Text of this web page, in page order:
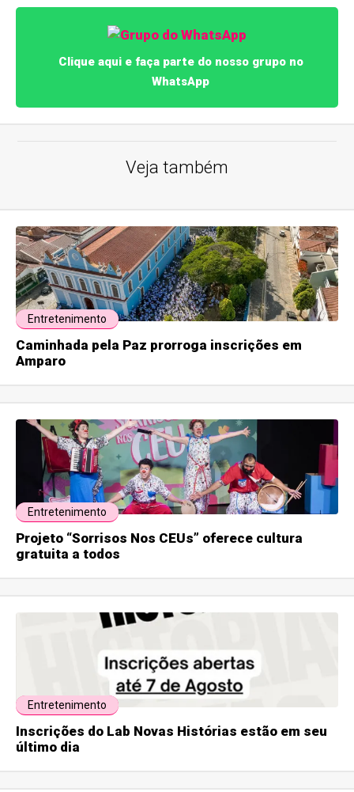
Clique aqui e faça parte do nosso grupo no
WhatsApp
Veja também
Entretenimento
Caminhada pela Paz prorroga inscrições em
Amparo
Entretenimento
Projeto “Sorrisos Nos CEUs” oferece cultura
gratuita a todos
Entretenimento
Inscrições do Lab Novas Histórias estão em seu
último dia